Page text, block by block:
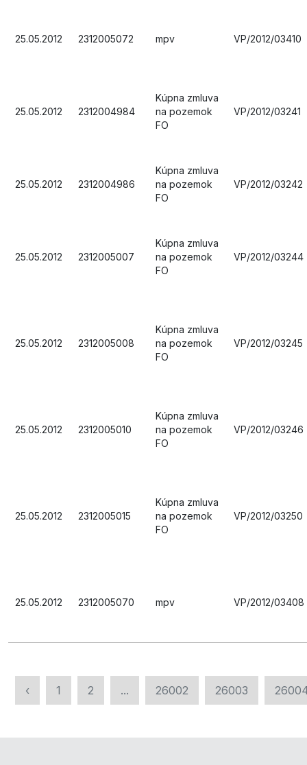
25.05.2012 2312005072 mpv VP/2012/03410
25.05.2012 2312004984
Kúpna zmluva
na pozemok
FO
VP/2012/03241
25.05.2012 2312004986
Kúpna zmluva
na pozemok
FO
VP/2012/03242
25.05.2012 2312005007
Kúpna zmluva
na pozemok
FO
VP/2012/03244
25.05.2012 2312005008
Kúpna zmluva
na pozemok
FO
VP/2012/03245
25.05.2012 2312005010
Kúpna zmluva
na pozemok
FO
VP/2012/03246
25.05.2012 2312005015
Kúpna zmluva
na pozemok
FO
VP/2012/03250
25.05.2012 2312005070 mpv VP/2012/03408
‹ 1 2 ... 26002 26003